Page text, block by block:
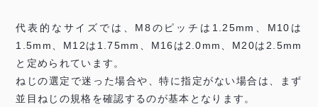
代表的なサイズでは、M8のピッチは1.25mm、M10は
1.5mm、M12は1.75mm、M16は2.0mm、M20は2.5mm
と定められています。
ねじの選定で迷った場合や、特に指定がない場合は、まず
並目ねじの規格を確認するのが基本となります。